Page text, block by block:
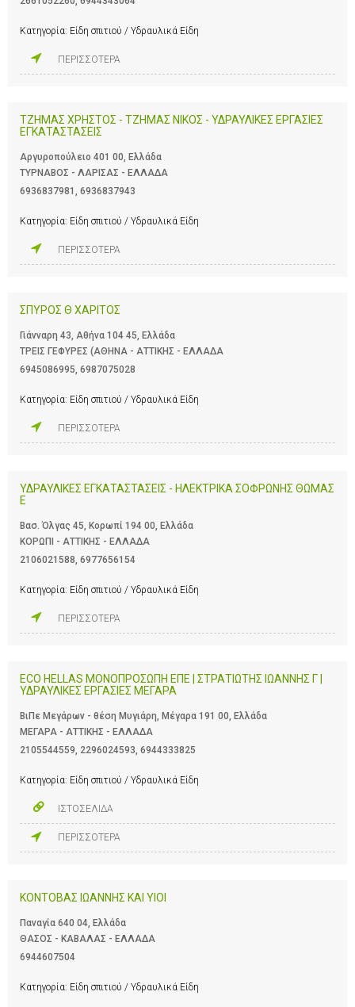
Κατηγορία: Είδη σπιτιού / Υδραυλικά Είδη
ΠΕΡΙΣΣΟΤΕΡΑ
ΤΖΗΜΑΣ ΧΡΗΣΤΟΣ - ΤΖΗΜΑΣ ΝΙΚΟΣ - ΥΔΡΑΥΛΙΚΕΣ ΕΡΓΑΣΙΕΣ
ΕΓΚΑΤΑΣΤΑΣΕΙΣ
Αργυροπούλειο 401 00, Ελλάδα
ΤΥΡΝΑΒΟΣ - ΛΑΡΙΣΑΣ - ΕΛΛΑΔΑ
6936837981
6936837943
Κατηγορία: Είδη σπιτιού / Υδραυλικά Είδη
ΠΕΡΙΣΣΟΤΕΡΑ
ΣΠΥΡΟΣ Θ ΧΑΡΙΤΟΣ
Γιάνναρη 43, Αθήνα 104 45, Ελλάδα
ΤΡΕΙΣ ΓΕΦΥΡΕΣ (ΑΘΗΝΑ - ΑΤΤΙΚΗΣ - ΕΛΛΑΔΑ
6945086995 6987075028
Κατηγορία: Είδη σπιτιού / Υδραυλικά Είδη
ΠΕΡΙΣΣΟΤΕΡΑ
ΥΔΡΑΥΛΙΚΕΣ ΕΓΚΑΤΑΣΤΑΣΕΙΣ - ΗΛΕΚΤΡΙΚΑ ΣΟΦΡΩΝΗΣ ΘΩΜΑΣ
Ε
Βασ. Όλγας 45, Κορωπί 194 00, Ελλάδα
ΚΟΡΩΠΙ - ΑΤΤΙΚΗΣ - ΕΛΛΑΔΑ
2106021588 6977656154
Κατηγορία: Είδη σπιτιού / Υδραυλικά Είδη
ΠΕΡΙΣΣΟΤΕΡΑ
ECO HELLAS ΜΟΝΟΠΡΟΣΩΠΗ ΕΠΕ | ΣΤΡΑΤΙΩΤΗΣ ΙΩΑΝΝΗΣ Γ |
ΥΔΡΑΥΛΙΚΕΣ ΕΡΓΑΣΙΕΣ ΜΕΓΑΡΑ
ΒιΠε Μεγάρων - θέση Μυγιάρη, Μέγαρα 191 00, Ελλάδα
ΜΕΓΑΡΑ - ΑΤΤΙΚΗΣ - ΕΛΛΑΔΑ
2105544559 2296024593 6944333825
Κατηγορία: Είδη σπιτιού / Υδραυλικά Είδη
ΙΣΤΟΣΕΛΙΔΑ
ΠΕΡΙΣΣΟΤΕΡΑ
ΚΟΝΤΟΒΑΣ ΙΩΑΝΝΗΣ ΚΑΙ ΥΙΟΙ
Παναγία 640 04, Ελλάδα
ΘΑΣΟΣ - ΚΑΒΑΛΑΣ - ΕΛΛΑΔΑ
6944607504
Κατηγορία: Είδη σπιτιού / Υδραυλικά Είδη